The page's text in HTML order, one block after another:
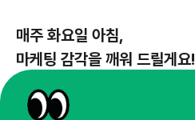
매주 화요일 아침,
마케팅 감각을 깨워 드릴게요!
뉴스레터 구독하기